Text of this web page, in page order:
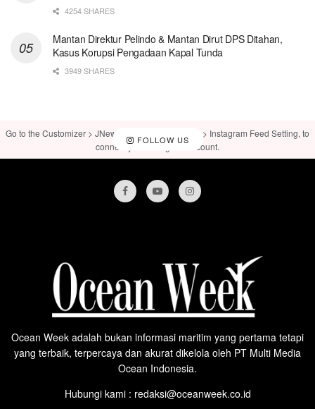
4254 SHARES
Mantan Direktur Pelindo & Mantan Dirut DPS Ditahan,
Kasus Korupsi Pengadaan Kapal Tunda
3949 SHARES
FOLLOW US
Go to the Customizer > JNews : Social, Like & View > Instagram Feed Setting, to
connect your Instagram account.
Ocean Week adalah bukan informasi maritim yang pertama tetapi
yang terbaik, terpercaya dan akurat dikelola oleh PT Multi Media
Ocean Indonesia.
Hubungi kami : redaksi@oceanweek.co.id